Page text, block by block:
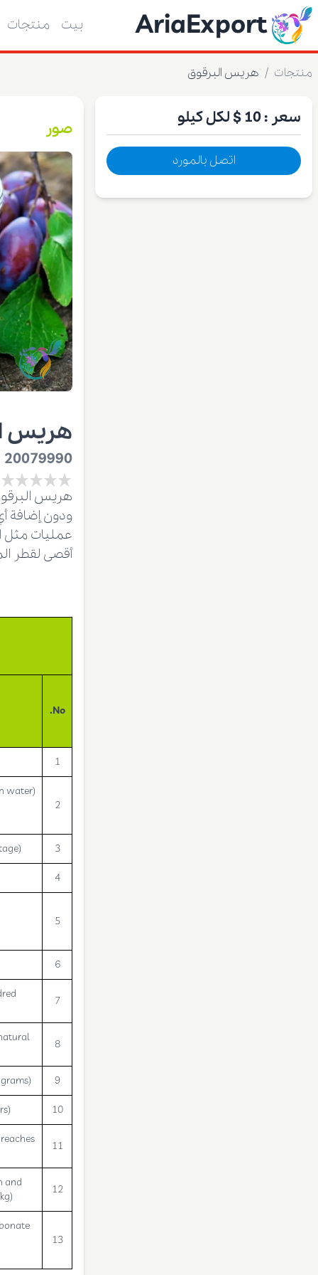
AriaExport بيت منتجات
منتجات / هريس البرقوق
سعر : لكل كيلو
اتصل بالمورد
صور
هريس
20079990
هريس
ودون إضافة
عمليات مثل
أقصى لقطر المسام يبلغ 0.841 مم وفصل
No.
1
2
water)
3
4
5
6
7
8
9
10
11
12
and
13